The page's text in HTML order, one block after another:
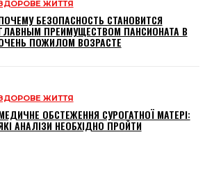
ЖИТТЯ
БЕЗОПАСНОСТЬ СТАНОВИТСЯ
ПРЕИМУЩЕСТВОМ ПАНСИОНАТА В
ПОЖИЛОМ ВОЗРАСТЕ
ЖИТТЯ
ОБСТЕЖЕННЯ СУРОГАТНОЇ МАТЕРІ:
АНАЛІЗИ НЕОБХІДНО ПРОЙТИ